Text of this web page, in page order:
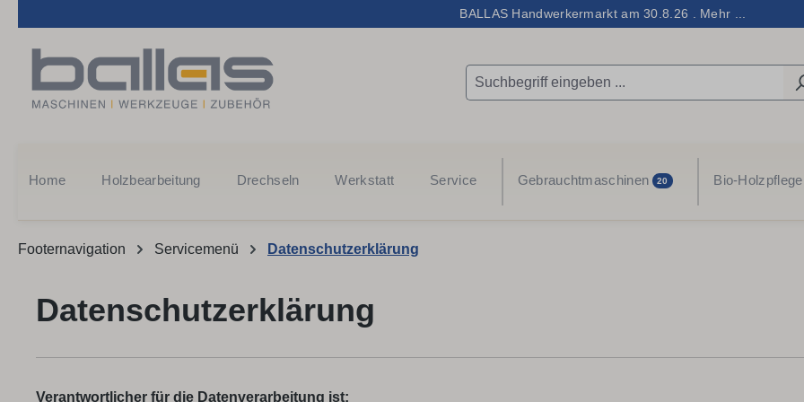
BALLAS Handwerkermarkt am 30.8.26 . Mehr ...
Home Holzbearbeitung Drechseln Werkstatt Service Gebrauchtmaschinen 20 Bio-Holzpflege
Footernavigation Servicemenü Datenschutzerklärung
Datenschutzerklärung
Verantwortlicher für die Datenverarbeitung ist: